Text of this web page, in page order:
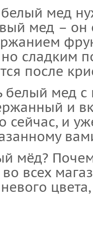
мед
мед – он
сладким
после
белый мед
и
и
мёд?
всех